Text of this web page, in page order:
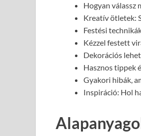
Hogyan válassz
Kreatív ötletek:
Festési
Kézzel festett
Dekorációs
Hasznos tippek
Gyakori hibák,
Inspiráció: Hol